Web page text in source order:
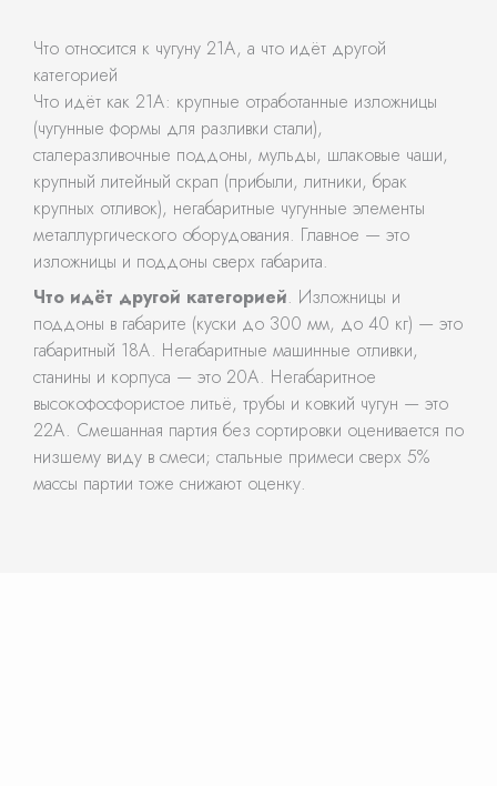
Что относится к чугуну 21А, а что идёт другой
категорией
Что идёт как 21А: крупные отработанные изложницы
(чугунные формы для разливки стали),
сталеразливочные поддоны, мульды, шлаковые чаши,
крупный литейный скрап (прибыли, литники, брак
крупных отливок), негабаритные чугунные элементы
металлургического оборудования. Главное — это
изложницы и поддоны сверх габарита.
Что идёт другой категорией. Изложницы и
поддоны в габарите (куски до 300 мм, до 40 кг) — это
габаритный 18А. Негабаритные машинные отливки,
станины и корпуса — это 20А. Негабаритное
высокофосфористое литьё, трубы и ковкий чугун — это
22А. Смешанная партия без сортировки оценивается по
низшему виду в смеси; стальные примеси сверх 5%
массы партии тоже снижают оценку.